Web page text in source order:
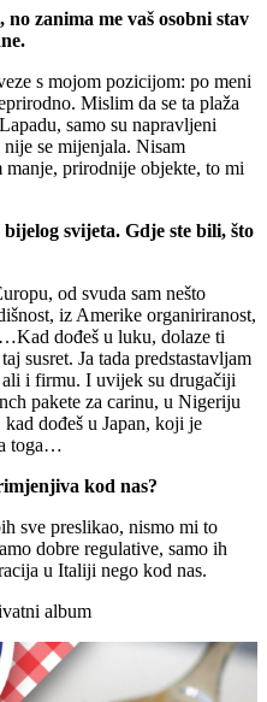
zanima me vaš osobni stav
s mojom pozicijom: po meni
Mislim da se ta plaža
samo su napravljeni
se mijenjala. Nisam
prirodnije objekte, to mi
svijeta. Gdje ste bili, što
od svuda sam nešto
iz Amerike organiriranost,
dođeš u luku, dolaze ti
susret. Ja tada predstastavljam
i firmu. I uvijek su drugačiji
pakete za carinu, u Nigeriju
dođeš u Japan, koji je
toga…
kod nas?
sve preslikao, nismo mi to
dobre regulative, samo ih
u Italiji nego kod nas.
album